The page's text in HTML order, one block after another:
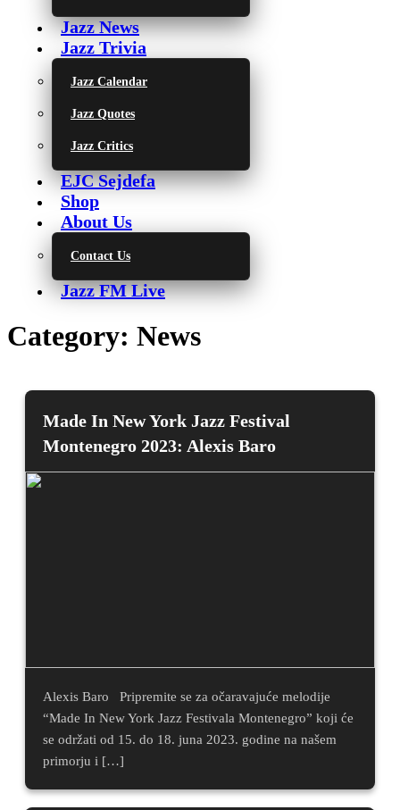
Jazz News
Jazz Trivia
Jazz Calendar
Jazz Quotes
Jazz Critics
EJC Sejdefa
Shop
About Us
Contact Us
Jazz FM Live
Category: News
Made In New York Jazz Festival
Montenegro 2023: Alexis Baro
Alexis Baro Pripremite se za očaravajuće melodije
“Made In New York Jazz Festivala Montenegro” koji će
se održati od 15. do 18. juna 2023. godine na našem
primorju i […]